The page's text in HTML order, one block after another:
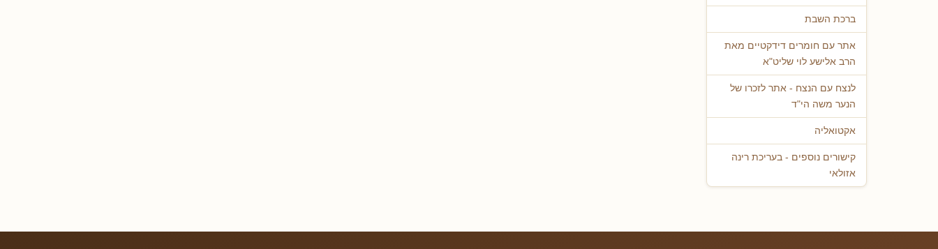
ברכת השבת
אתר עם חומרים דידקטיים מאת
הרב אלישע לוי שליט"א
לנצח עם הנצח - אתר לזכרו של
הנער משה הי"ד
אקטואליה
קישורים נוספים - בעריכת רינה
אזולאי